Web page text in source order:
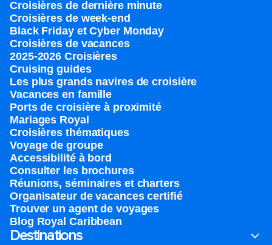
Croisières de dernière minute
Croisières de week-end
Black Friday et Cyber Monday
Croisières de vacances
2025-2026 Croisières
Cruising guides
Les plus grands navires de croisière
Vacances en famille
Ports de croisière à proximité
Mariages Royal
Croisières thématiques
Voyage de groupe​
Accessibilité à bord​
Consulter les brochures
Réunions, séminaires et charters
Organisateur de vacances certifié
Trouver un agent de voyages
Blog Royal Caribbean
Destinations